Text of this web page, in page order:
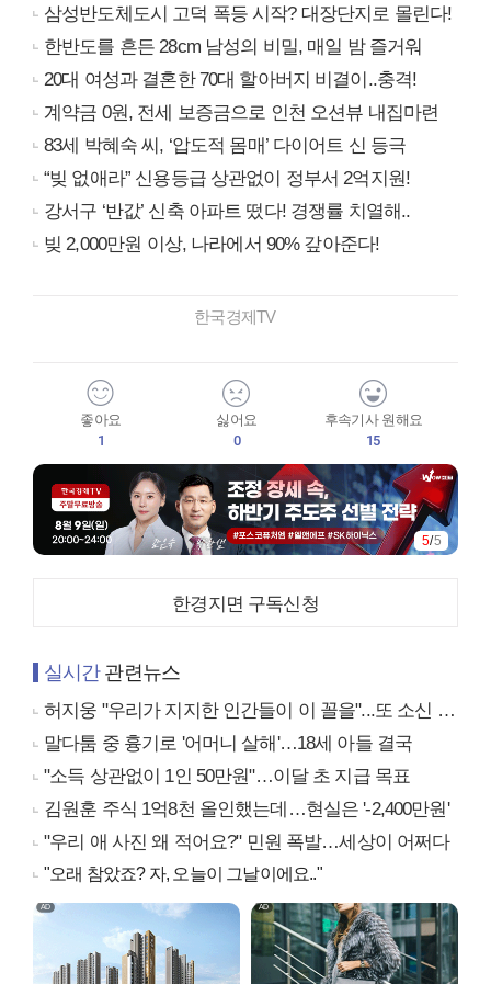
삼성반도체도시 고덕 폭등 시작? 대장단지로 몰린다!
한반도를 흔든 28cm 남성의 비밀, 매일 밤 즐거워
20대 여성과 결혼한 70대 할아버지 비결이..충격!
계약금 0원, 전세 보증금으로 인천 오션뷰 내집마련
83세 박혜숙 씨, ‘압도적 몸매’ 다이어트 신 등극
“빚 없애라” 신용등급 상관없이 정부서 2억지원!
강서구 ‘반값’ 신축 아파트 떴다! 경쟁률 치열해..
빚 2,000만원 이상, 나라에서 90% 갚아준다!
한국경제TV
좋아요
1
싫어요
0
후속기사 원해요
15
5/5
한경지면 구독신청
실시간관련뉴스
허지웅 "우리가 지지한 인간들이 이 꼴을"...또 소신 발언
말다툼 중 흉기로 '어머니 살해'…18세 아들 결국
"소득 상관없이 1인 50만원"…이달 초 지급 목표
김원훈 주식 1억8천 올인했는데…현실은 '-2,400만원'
"우리 애 사진 왜 적어요?" 민원 폭발…세상이 어쩌다
"오래 참았죠? 자, 오늘이 그날이에요.."